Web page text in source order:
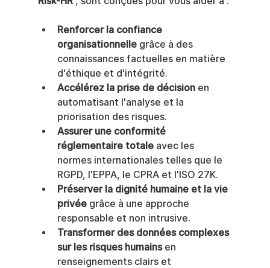
Renforcer la confiance
organisationnelle grâce à des
connaissances factuelles en matière
d'éthique et d'intégrité.
Accélérez la prise de décision en
automatisant l'analyse et la
priorisation des risques.
Assurer une conformité
réglementaire totale avec les
normes internationales telles que le
RGPD, l'EPPA, le CPRA et l'ISO 27K.
Préserver la dignité humaine et la vie
privée grâce à une approche
responsable et non intrusive.
Transformer des données complexes
sur les risques humains en
renseignements clairs et